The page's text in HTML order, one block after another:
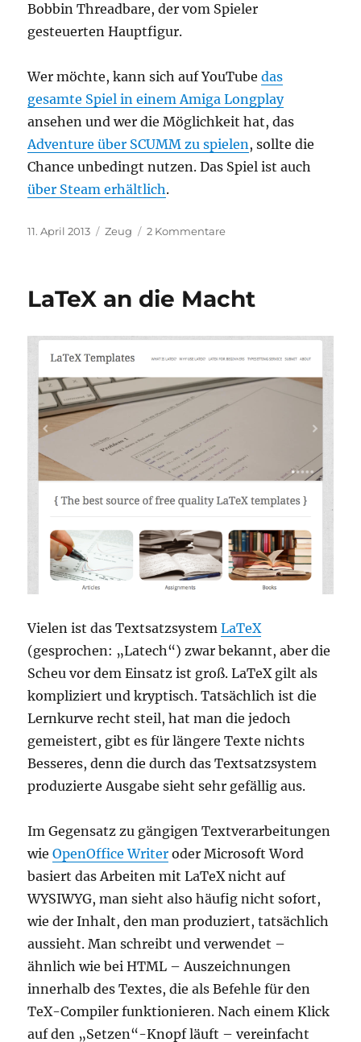
Bobbin Threadbare, der vom Spieler
gesteuerten Hauptfigur.
Wer möchte, kann sich auf YouTubedas
gesamte Spiel in einem Amiga Longplay
ansehen und wer die Möglichkeit hat, das
Adventure über SCUMM zu spielen, sollte die
Chance unbedingt nutzen. Das Spiel ist auch
über Steam erhältlich.
Veröffentlicht
11. April 2013 Kategorien
Zeug 2 Kommentarezu
–
LaTeX an die Macht
Vielen ist das TextsatzsystemLaTeX
(gesprochen: „Latech“) zwar bekannt, aber die
Scheu vor dem Einsatz ist groß. LaTeX gilt als
kompliziert und kryptisch. Tatsächlich ist die
Lernkurve recht steil, hat man die jedoch
gemeistert, gibt es für längere Texte nichts
Besseres, denn die durch das Textsatzsystem
produzierte Ausgabe sieht sehr gefällig aus.
Im Gegensatz zu gängigen Textverarbeitungen
wieOpenOffice Writer oder Microsoft Word
basiert das Arbeiten mit LaTeX nicht auf
WYSIWYG, man sieht also häufig nicht sofort,
wie der Inhalt, den man produziert, tatsächlich
aussieht. Man schreibt und verwendet –
ähnlich wie bei HTML – Auszeichnungen
innerhalb des Textes, die als Befehle für den
TeX-Compiler funktionieren. Nach einem Klick
auf den „Setzen“-Knopf läuft – vereinfacht